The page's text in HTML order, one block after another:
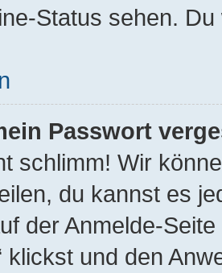
Status sehen.
Passwort
schlimm! Wir
du kannst es
der Anmelde-
klickst und den